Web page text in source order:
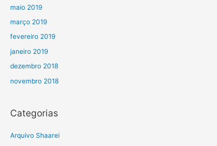
maio 2019
março 2019
fevereiro 2019
janeiro 2019
dezembro 2018
novembro 2018
Categorias
Arquivo Shaarei